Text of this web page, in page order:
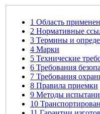
1 Область
2 Нормативные
3 Термины и
4 Марки
5 Технические
6 Требования
7 Требования
8 Правила приемки
9 Методы
10